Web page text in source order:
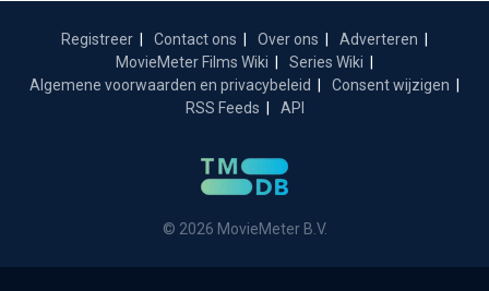
Registreer Contact ons Over ons
Adverteren
MovieMeter Films Wiki
Series Wiki
Algemene voorwaarden en privacybeleid
Consent wijzigen
RSS Feeds
API
© 2026 MovieMeter B.V.